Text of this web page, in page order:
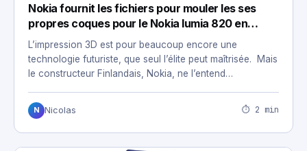
Nokia fournit les fichiers pour mouler les ses
propres coques pour le Nokia lumia 820 en
impression 3D
L’impression 3D est pour beaucoup encore une
technologie futuriste, que seul l’élite peut maîtrisée. Mais
le constructeur Finlandais, Nokia, ne l’entend…
N Nicolas ⏱ 2 min